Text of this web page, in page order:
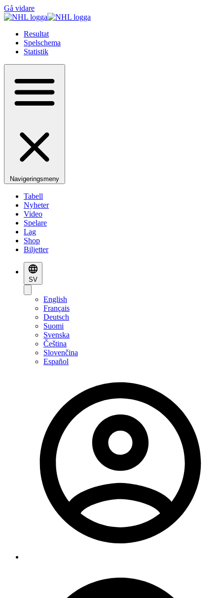
Gå vidare
Resultat
Spelschema
Statistik
Navigeringsmeny
Tabell
Nyheter
Video
Spelare
Lag
Shop
Biljetter
SV
English
Français
Deutsch
Suomi
Svenska
Čeština
Slovenčina
Español